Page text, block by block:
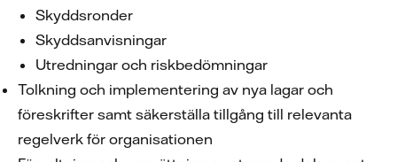
Skyddsronder
Skyddsanvisningar
Utredningar och riskbedömningar
Tolkning och implementering av nya lagar och
föreskrifter samt säkerställa tillgång till relevanta
regelverk för organisationen